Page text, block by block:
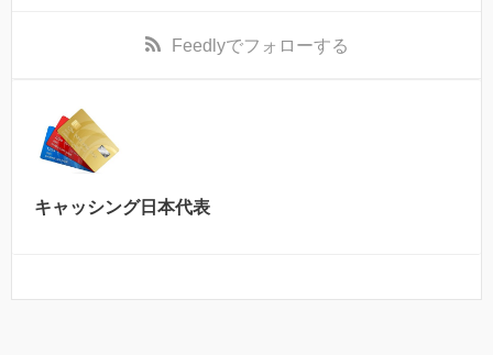
Feedlyでフォローする
キャッシング日本代表